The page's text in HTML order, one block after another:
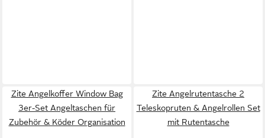
Zite Angelkoffer Window Bag
3er-Set Angeltaschen für
Zubehör & Köder Organisation
Zite Angelrutentasche 2
Teleskopruten & Angelrollen Set
mit Rutentasche